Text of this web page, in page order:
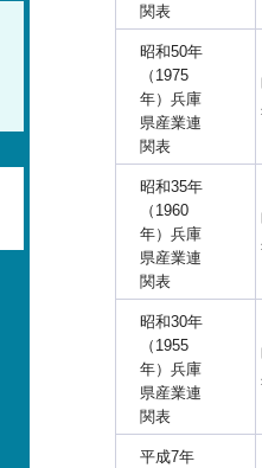
関表
昭和50年
（1975
年）兵庫
県産業連
関表
昭和35年
（1960
年）兵庫
県産業連
関表
昭和30年
（1955
年）兵庫
県産業連
関表
平成7年